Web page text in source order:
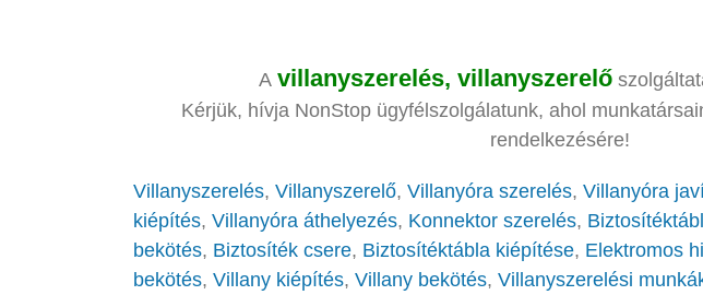
A villanyszerelés, villanyszerelő
Kérjük, hívja NonStop ügyfélszolgálatunk, ahol
rendelkezésére!
Villanyszerelés, Villanyszerelő, Villanyóra szerelés, Villanyóra
kiépítés, Villanyóra áthelyezés, Konnektor szerelés,
bekötés, Biztosíték csere, Biztosítéktábla kiépítése, Elektromos
bekötés, Villany kiépítés, Villany bekötés, Villanyszerelési